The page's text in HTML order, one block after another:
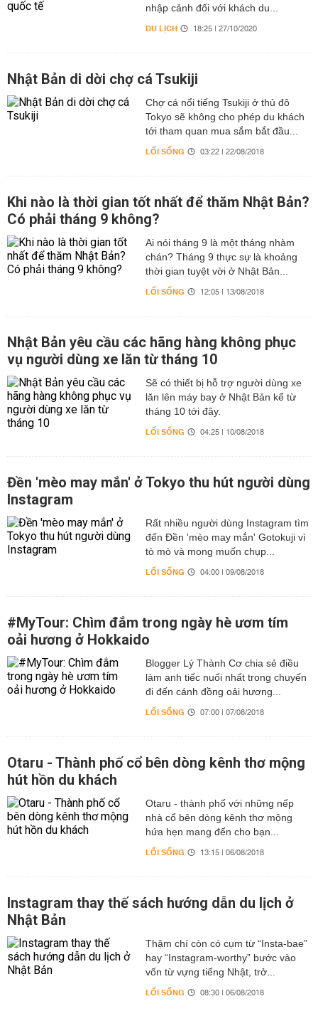
nhập cảnh đối với khách du...
DU LỊCH 18:25 | 27/10/2020
Nhật Bản di dời chợ cá Tsukiji
Chợ cá nổi tiếng Tsukiji ở thủ đô
Tokyo sẽ không cho phép du khách
tới tham quan mua sắm bắt đầu...
LỐI SỐNG 03:22 | 22/08/2018
Khi nào là thời gian tốt nhất để thăm Nhật Bản?
Có phải tháng 9 không?
Ai nói tháng 9 là một tháng nhàm
chán? Tháng 9 thực sự là khoảng
thời gian tuyệt vời ở Nhật Bản...
LỐI SỐNG 12:05 | 13/08/2018
Nhật Bản yêu cầu các hãng hàng không phục
vụ người dùng xe lăn từ tháng 10
Sẽ có thiết bị hỗ trợ người dùng xe
lăn lên máy bay ở Nhật Bản kể từ
tháng 10 tới đây.
LỐI SỐNG 04:25 | 10/08/2018
Đền 'mèo may mắn' ở Tokyo thu hút người dùng
Instagram
Rất nhiều người dùng Instagram tìm
đến Đền 'mèo may mắn' Gotokuji vì
tò mò và mong muốn chụp...
LỐI SỐNG 04:00 | 09/08/2018
#MyTour: Chìm đắm trong ngày hè ươm tím
oải hương ở Hokkaido
Blogger Lý Thành Cơ chia sẻ điều
làm anh tiếc nuối nhất trong chuyến
đi đến cánh đồng oải hương...
LỐI SỐNG 07:00 | 07/08/2018
Otaru - Thành phố cổ bên dòng kênh thơ mộng
hút hồn du khách
Otaru - thành phố với những nếp
nhà cổ bên dòng kênh thơ mộng
hứa hẹn mang đến cho bạn...
LỐI SỐNG 13:15 | 06/08/2018
Instagram thay thế sách hướng dẫn du lịch ở
Nhật Bản
Thậm chí còn có cụm từ “Insta-bae”
hay “Instagram-worthy” bước vào
vốn từ vựng tiếng Nhật, trở...
LỐI SỐNG 08:30 | 06/08/2018